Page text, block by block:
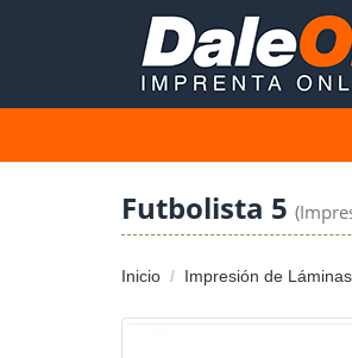
Futbolista 5
Inicio Impresión de